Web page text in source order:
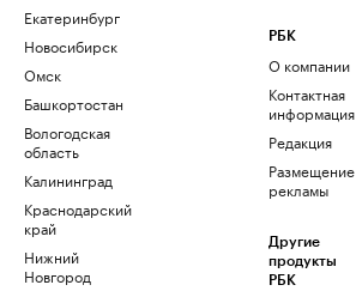
Екатеринбург
Новосибирск
Омск
Башкортостан
Вологодская
область
Калининград
Краснодарский
край
Нижний
Новгород
РБК
О компании
Контактная
информация
Редакция
Размещение
рекламы
Другие
продукты
РБК